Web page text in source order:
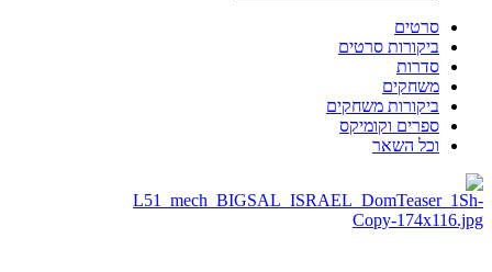
סרטים
ביקורות סרטים
סדרות
משחקים
ביקורות משחקים
ספרים וקומיקס
וכל השאר